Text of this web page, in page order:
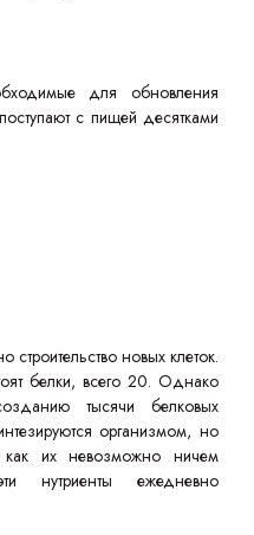
для обновления
с пищей десятками
новых клеток.
белки, всего 20. Однако
тысячи белковых
организмом, но
их невозможно ничем
нутриенты ежедневно